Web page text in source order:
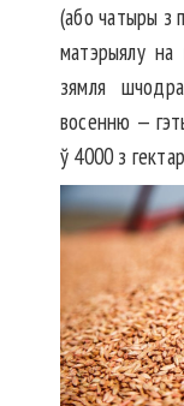
(або чатыры з
матэрыялу на
зямля шчодра
восенню —
ў 4000 з